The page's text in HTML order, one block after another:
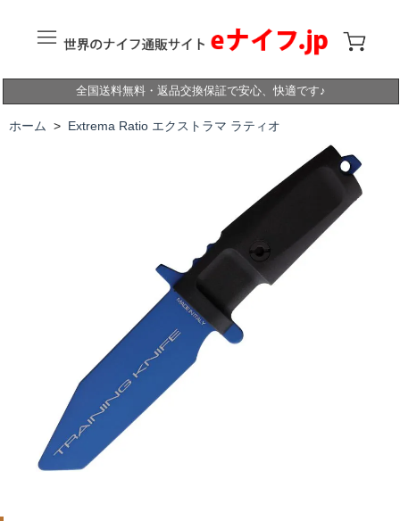
全国送料無料・返品交換保証で安心、快適です♪
ホーム > Extrema Ratio エクストラマ ラティオ